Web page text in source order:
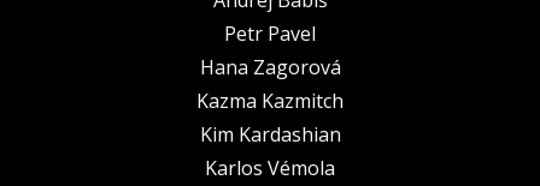
Petr Pavel
Hana Zagorová
Kazma Kazmitch
Kim Kardashian
Karlos Vémola